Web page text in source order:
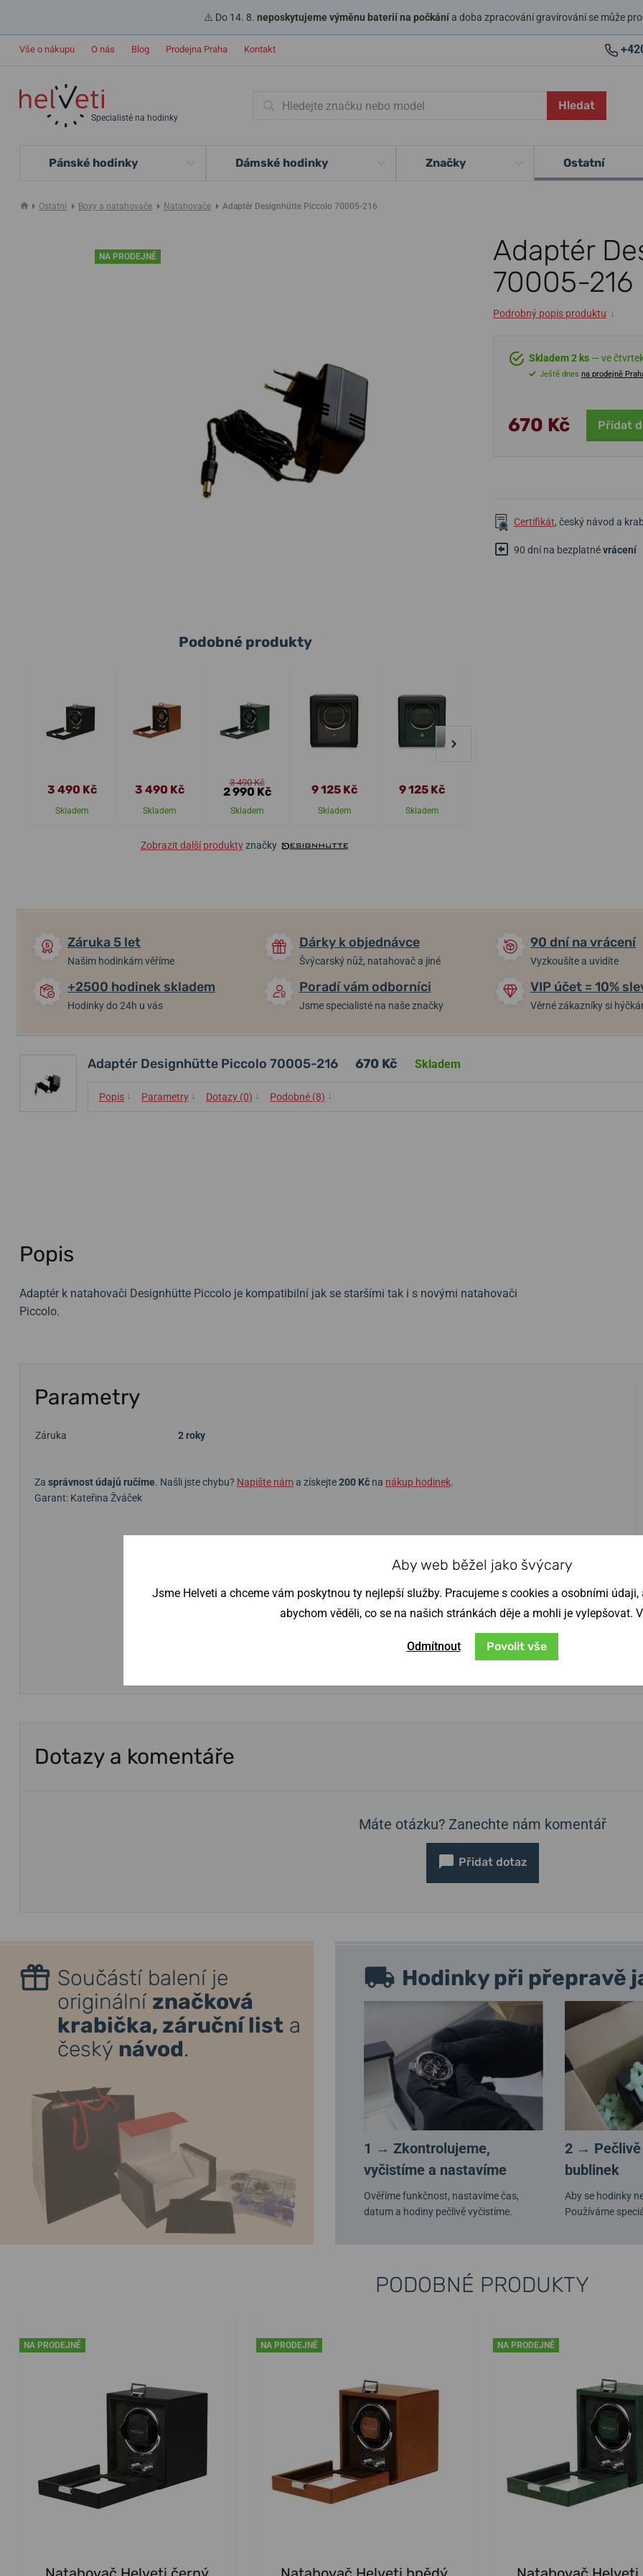
⚠️ Do 14. 8. neposkytujeme výměnu baterií na počkánía doba zpracování gravírování se může
Vše o nákupu O nás Blog Prodejna Praha Kontakt
Specialisté na hodinky
Hledat
Pánské hodinky Dámské hodinky Značky Ostatní
Ostatní Boxy a natahovače Natahovače Adaptér Designhütte Piccolo 70005-216
Adaptér
70005-216
NA PRODEJNĚ
Podrobný popis produktu ↓
Skladem 2 ks — ve
Ještě dnes na prodejně
670 Kč Přidat
Certifikát, český návod a
90 dní na bezplatnévrácení
Podobné produkty
3 490 Kč
Skladem
3 490 Kč
Skladem
3 490 Kč
2 990 Kč
Skladem
9 125 Kč
Skladem
9 125 Kč
Skladem
Zobrazit další produktyznačky
Záruka 5 let
Našim hodinkám věříme
Dárky k objednávce
Švýcarský nůž, natahovač a jiné
90 dní na vrácení
Vyzkoušíte a uvidíte
+2500 hodinek skladem
Hodinky do 24h u vás
Poradí vám odborníci
Jsme specialisté na naše značky
VIP účet = 10%
Věrné zákazníky si
Adaptér Designhütte Piccolo 70005-216 670 Kč Skladem
Popis ↓ Parametry ↓ Dotazy (0) ↓ Podobné (8) ↓
Popis
Adaptér k natahovači Designhütte Piccolo je kompatibilní jak se staršími tak i s novými natahovači
Piccolo.
Parametry
Záruka 2 roky
Za správnost údajů ručíme. Našli jste chybu? Napište náma získejte200 Kč na nákup hodinek.
Garant: Kateřina Žváček
Dotazy a komentáře
Máte otázku? Zanechte nám komentář
Přidat dotaz
Součástí balení je
originální značková
krabička, záruční list a
český návod.
Hodinky při přepravě
1 → Zkontrolujeme,
vyčistíme a nastavíme
Ověříme funkčnost, nastavíme čas,
datum a hodiny pečlivě vyčistíme.
2 → Pečlivě
bublinek
Aby se hodinky
Používáme
PODOBNÉ PRODUKTY
NA PRODEJNĚ NA PRODEJNĚ NA PRODEJNĚ
Aby web běžel jako švýcary
Jsme Helveti a chceme vám poskytnou ty nejlepší služby. Pracujeme s cookies a osobními
abychom věděli, co se na našich stránkách děje a mohli je vylepšovat.
Odmítnout Povolit vše